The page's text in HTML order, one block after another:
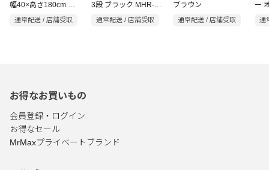
幅40×高さ180cm ブ
ラック MHR-CR40BK
通常配送 / 店舗受取
3段 ブラック MHR-
通常配送 / 店舗受取
ブラウン
通常配送 / 店舗受取
ー
さ
通
お得なお買いもの
会員登録・ログイン
お得なセール
MrMaxプライベートブランド